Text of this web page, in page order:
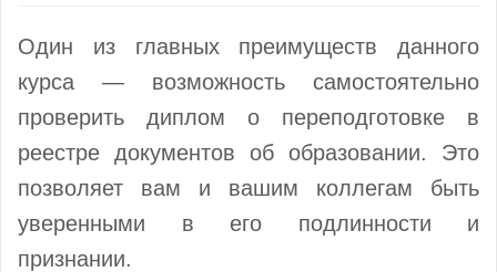
Один из главных преимуществ данного
курса — возможность самостоятельно
проверить диплом о переподготовке в
реестре документов об образовании. Это
позволяет вам и вашим коллегам быть
уверенными в его подлинности и
признании.